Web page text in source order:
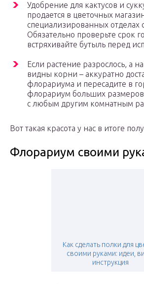
Удобрение для кактусов и
продается в цветочных
специализированных отделах
Обязательно проверьте срок
встряхивайте бутыль перед
Если растение разрослось, а
видны корни – аккуратно
флорариума и пересадите в
флорариум больших размеров
с любым другим комнатным
Вот такая красота у нас в итоге
Флорариум своими
Как сделать полки для
своими руками: идеи,
инструкция